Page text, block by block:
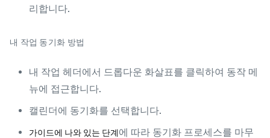
리합니다.
내 작업 동기화 방법
내 작업 헤더에서 드롭다운 화살표를 클릭하여 동작 메
뉴에 접근합니다.
캘린더에 동기화를 선택합니다.
가이드에 나와 있는 단계에 따라 동기화 프로세스를 마무